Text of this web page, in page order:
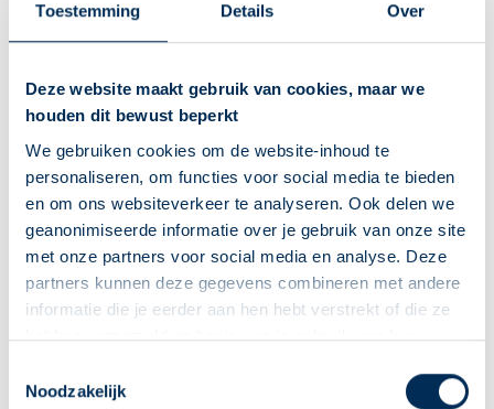
Toestemming Details Over
Deze website maakt gebruik van cookies, maar we
houden dit bewust beperkt
We gebruiken cookies om de website-inhoud te
personaliseren, om functies voor social media te bieden
en om ons websiteverkeer te analyseren. Ook delen we
geanonimiseerde informatie over je gebruik van onze site
met onze partners voor social media en analyse. Deze
partners kunnen deze gegevens combineren met andere
informatie die je eerder aan hen hebt verstrekt of die ze
hebben verzameld op basis van je gebruik van hun
zorgvuldig om met je gegevens.
Noodzakelijk
Deze Service Apotheek staat nu ingesteld als jouw
Lees meer
Ouderdom komt met gebreken, luidt het spreekwoord.
Spierkracht en conditie nemen vaak af bij het ouder worden,
maar gebreken? Dat klinkt wel erg zwaar. Met een beetje
inspanning en de juiste hulpmiddelen blijf je lang fit.
Lees meer
UV-straling
Behalve licht en warmte zendt de zon ook ultraviolette (UV)
Vergoeding Vitamine D stopt